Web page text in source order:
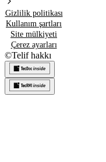
Gizlilik politikası
Kullanım şartları
Site mülkiyeti
Çerez ayarları
©Telif hakkı